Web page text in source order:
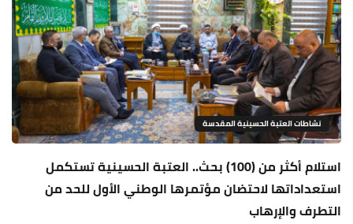
نشاطات العتبة الحسينية المقدسة
استلام أكثر من (100) بحث.. العتبة الحسينية تستكمل
استعداداتها لاحتضان مؤتمرها الوطني الأول للحد من
التطرف والإرهاب